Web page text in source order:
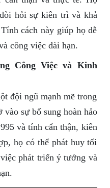
hỏi sự kiên trì và khả
cách này giúp họ dễ
công việc dài hạn.
Công Việc và Kinh
đội ngũ mạnh mẽ trong
sự bổ sung hoàn hảo
và tính cẩn thận, kiên
họ có thể phát huy tối
phát triển ý tưởng và